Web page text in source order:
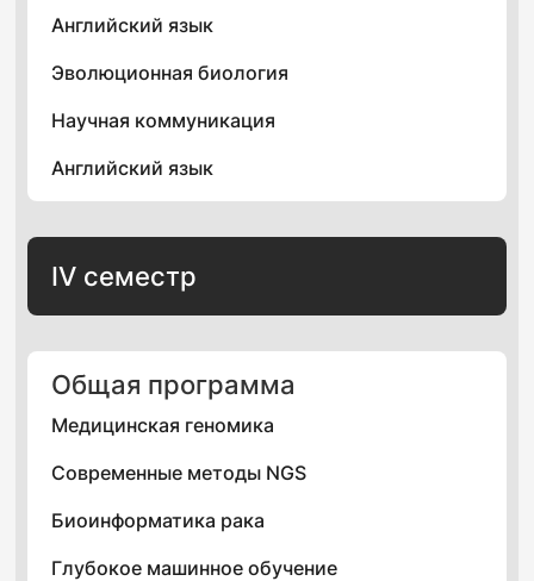
Английский язык
Эволюционная биология
Научная коммуникация
Английский язык
IV семестр
Общая программа
Медицинская геномика
Современные методы NGS
Биоинформатика рака
Глубокое машинное обучение